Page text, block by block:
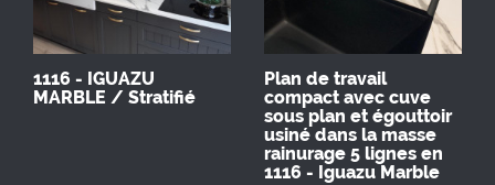
1116 - IGUAZU
MARBLE / Stratifié
Plan de travail
compact avec cuve
sous plan et égouttoir
usiné dans la masse
rainurage 5 lignes en
1116 - Iguazu Marble